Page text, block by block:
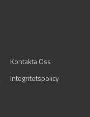
Kontakta Oss
Integritetspolicy